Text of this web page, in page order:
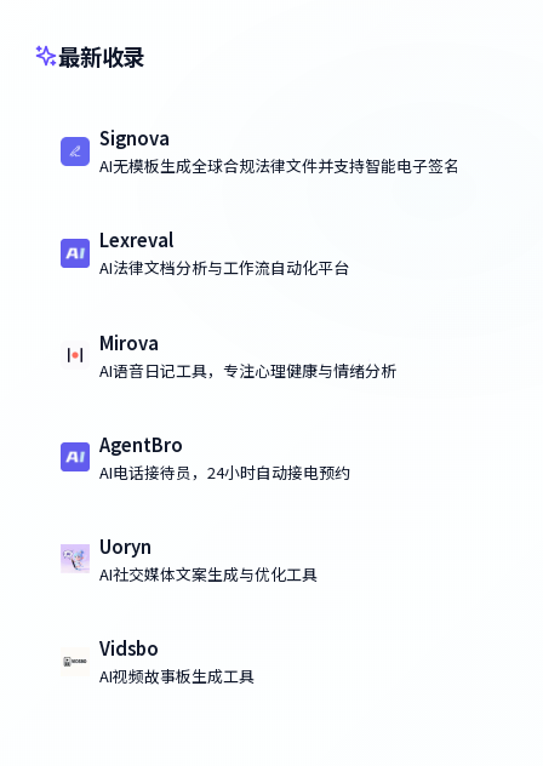
最新收录
Signova
AI无模板生成全球合规法律文件并支持智能电子签名
Lexreval
AI法律文档分析与工作流自动化平台
Mirova
AI语音日记工具，专注心理健康与情绪分析
AgentBro
AI电话接待员，24小时自动接电预约
Uoryn
AI社交媒体文案生成与优化工具
Vidsbo
AI视频故事板生成工具